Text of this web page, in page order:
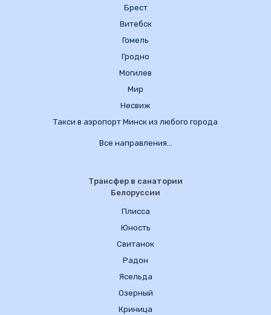
Брест
Витебск
Гомель
Гродно
Могилев
Мир
Несвиж
Такси в аэропорт Минск из любого города
Все направления…
Трансфер в санатории
Белоруссии
Плисса
Юность
Свитанок
Радон
Ясельда
Озерный
Криница